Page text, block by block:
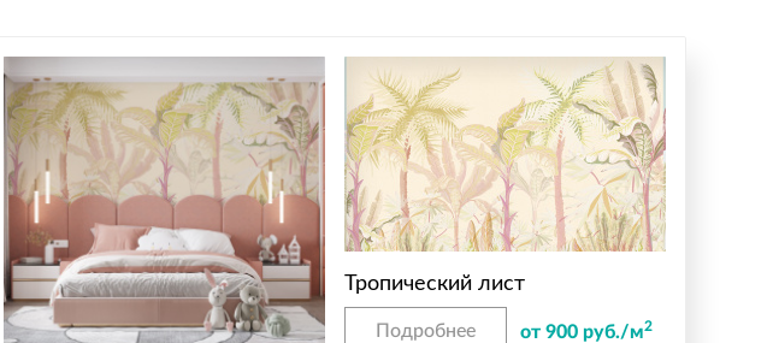
Тропический лист
Подробнее от 900 руб./м2